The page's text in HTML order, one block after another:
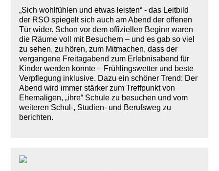
„Sich wohlfühlen und etwas leisten“ - das Leitbild
der RSO spiegelt sich auch am Abend der offenen
Tür wider. Schon vor dem offiziellen Beginn waren
die Räume voll mit Besuchern – und es gab so viel
zu sehen, zu hören, zum Mitmachen, dass der
vergangene Freitagabend zum Erlebnisabend für
Kinder werden konnte – Frühlingswetter und beste
Verpflegung inklusive. Dazu ein schöner Trend: Der
Abend wird immer stärker zum Treffpunkt von
Ehemaligen, „ihre“ Schule zu besuchen und vom
weiteren Schul-, Studien- und Berufsweg zu
berichten.